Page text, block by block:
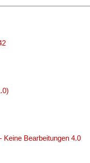
Bearbeitungen 4.0